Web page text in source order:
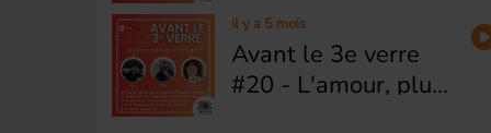
qu'on meurt à
droite
il y a 5 mois
Avant le 3e verre
#20 - L'amour, plus